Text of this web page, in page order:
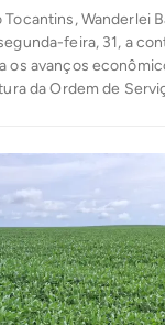
Wanderlei
feira, 31, a
os avanços
da Ordem de
de